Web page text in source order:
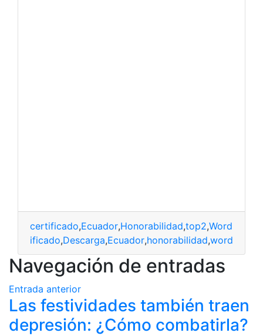
certificado,Ecuador,Honorabilidad,top2,Word
Certificado,Descarga,Ecuador,honorabilidad,word
Navegación de entradas
Entrada anterior
Las festividades también traen
depresión: ¿Cómo combatirla?